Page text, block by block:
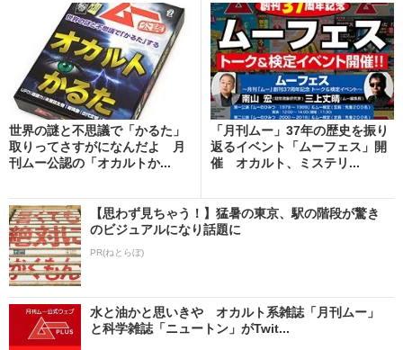
世界の謎と不思議で「かるた」
取りってさすがになんだよ 月
刊ムー公認の「オカルトか...
「月刊ムー」37年の歴史を振り
返るイベント「ムーフェス」開
催 オカルト、ミステリ...
【思わず見ちゃう！】猛暑の東京、駅の階段が驚き
のビジュアルになり話題に
PR(ねとらぼ)
水と油かと思いきや オカルト系雑誌「月刊ムー」
と科学雑誌「ニュートン」がTwit...